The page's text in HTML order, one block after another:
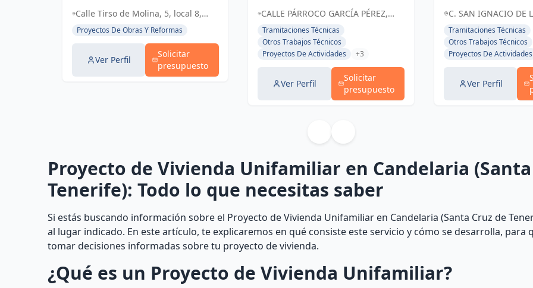
de obra nueva.
Calle Tirso de Molina, 5, local 8,
38005 Santa Cruz de Tenerife,
España, España
Proyectos De Obras Y Reformas
Ver Perfil
Solicitar
presupuesto
soluciones ingenieriles:
con pasión y precisión
en San Cristóbal de La
Laguna y Santa Cruz de
CALLE PÁRROCO GARCÍA PÉREZ,
38205 SAN CRISTÓBAL DE LA
LAGUNA, ESPAÑA, España
Tramitaciones Técnicas
Otros Trabajos Técnicos
Proyectos De Actividades
+3
Ver Perfil
Solicitar
presupuesto
& DESIGN
transformamos
y pasión. Tu visión,
nuestra realidad.
C. SAN IGNACIO DE
LAGUNA, ESPAÑA,
Tramitaciones Técnicas
Otros Trabajos Técnicos
Proyectos De Actividades
Ver Perfil
Proyecto de Vivienda Unifamiliar en Candelaria
Tenerife): Todo lo que necesitas saber
Si estás buscando información sobre el Proyecto de Vivienda Unifamiliar en Candelaria (Santa Cruz de
al lugar indicado. En este artículo, te explicaremos en qué consiste este servicio y cómo se desarrolla, para
tomar decisiones informadas sobre tu proyecto de vivienda.
¿Qué es un Proyecto de Vivienda Unifamiliar?